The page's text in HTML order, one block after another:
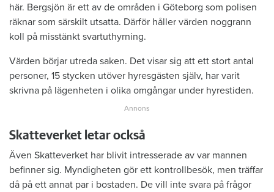
här. Bergsjön är ett av de områden i Göteborg som polisen
räknar som särskilt utsatta. Därför håller värden noggrann
koll på misstänkt svartuthyrning.
Värden börjar utreda saken. Det visar sig att ett stort antal
personer, 15 stycken utöver hyresgästen själv, har varit
skrivna på lägenheten i olika omgångar under hyrestiden.
Skatteverket letar också
Även Skatteverket har blivit intresserade av var mannen
befinner sig. Myndigheten gör ett kontrollbesök, men träffar
då på ett annat par i bostaden. De vill inte svara på frågor